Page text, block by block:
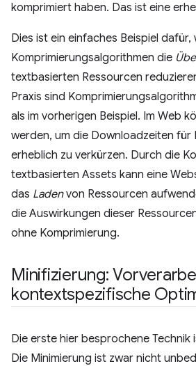
komprimiert haben. Das ist eine
Dies ist ein einfaches Beispiel dafür,
Komprimierungsalgorithmen die
textbasierten Ressourcen
Praxis sind
als im vorherigen Beispiel. Im Web
werden, um die Downloadzeiten für
erheblich zu verkürzen. Durch die
textbasierten Assets kann eine
das Ladenvon Ressourcen
die Auswirkungen dieser
ohne Komprimierung.
Minifizierung:
kontextspezifische
Die erste hier besprochene Technik
Die Minimierung ist zwar nicht